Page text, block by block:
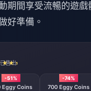
期間享受流暢的遊
好準備。
售出
-51%
300 Eggy Coins
-74%
700 Eggy Coins